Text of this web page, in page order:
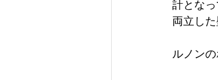
計とな
両立した
ルノン